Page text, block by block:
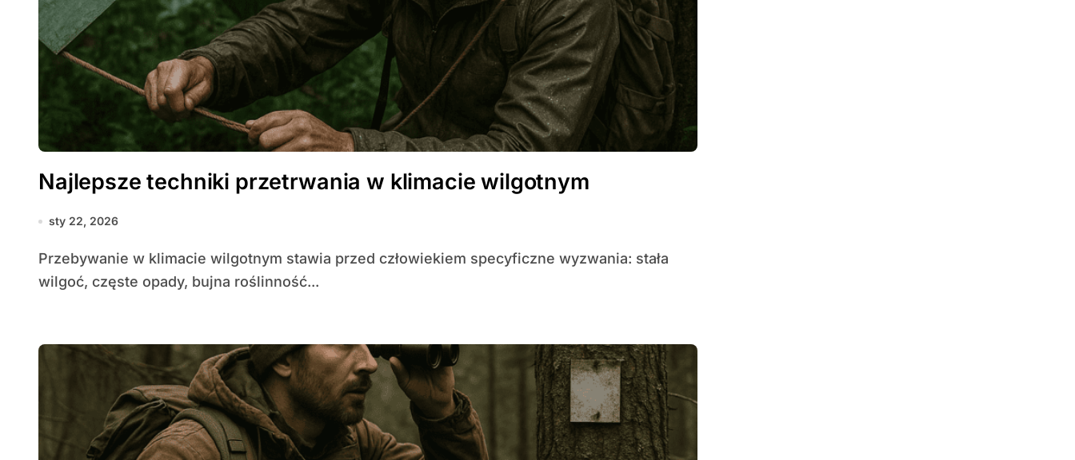
Najlepsze techniki przetrwania w klimacie wilgotnym
sty 22, 2026
Przebywanie w klimacie wilgotnym stawia przed człowiekiem specyficzne wyzwania: stała
wilgoć, częste opady, bujna roślinność...